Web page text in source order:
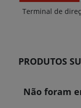
Terminal de
PRODUTOS
Não foram